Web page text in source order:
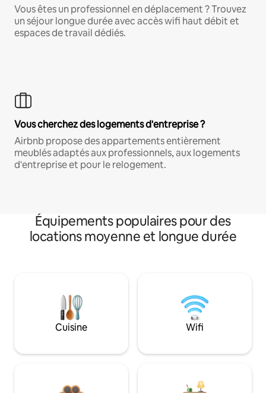
Vous êtes un professionnel en déplacement ? Trouvez
un séjour longue durée avec accès wifi haut débit et
espaces de travail dédiés.
Vous cherchez des logements d'entreprise ?
Airbnb propose des appartements entièrement
meublés adaptés aux professionnels, aux logements
d'entreprise et pour le relogement.
Équipements populaires pour des
locations moyenne et longue durée
Cuisine Wifi